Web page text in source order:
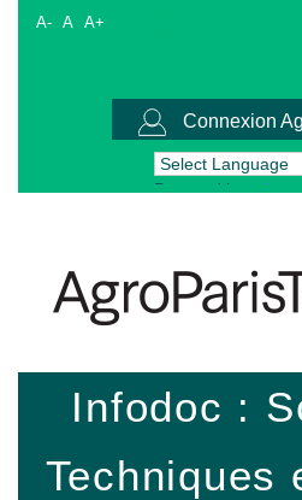
A- A A+
Connexion
Powered by
Infodoc :
Techniques